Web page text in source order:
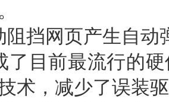
网页产生自动
目前最流行的硬
术，减少了误装